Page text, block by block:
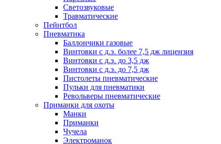
Светозвуковые
Травматические
Пейнтбол
Пневматика
Баллончики газовые
Винтовки с д.э. более 7,5 дж лицензия
Винтовки с д.э. до 3,5 дж
Винтовки с д.э. до 7,5 дж
Пистолеты пневматические
Пульки для пневматики
Револьверы пневматические
Приманки для охоты
Манки
Приманки
Чучела
Электроманок